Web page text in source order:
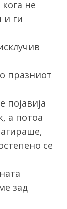
не
и ги
празниот
појавија
а потоа
се
зад